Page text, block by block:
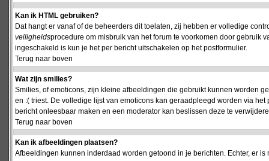
Kan ik HTML gebruiken?
Dat hangt er vanaf of de beheerders dit toelaten, zij hebben er volledige
veiligheidsprocedure om misbruik van het forum te voorkomen door gebruik
ingeschakeld is kun je het per bericht uitschakelen op het postformulier.
Terug naar boven
Wat zijn smilies?
Smilies, of emoticons, zijn kleine afbeeldingen die gebruikt kunnen worden
en :( triest. De volledige lijst van emoticons kan geraadpleegd worden via
bericht onleesbaar maken en een moderator kan beslissen deze te
Terug naar boven
Kan ik afbeeldingen plaatsen?
Afbeeldingen kunnen inderdaad worden getoond in je berichten. Echter, er